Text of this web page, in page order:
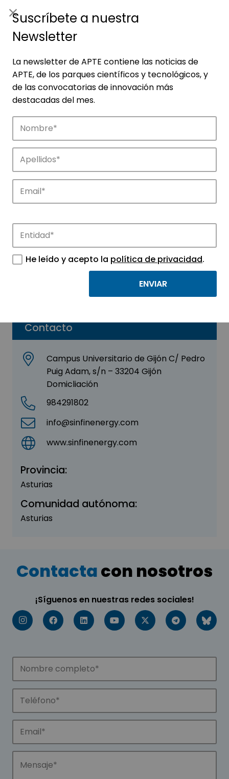
Empresas
Descubre las empresas que impulsan la
innovación en los parques de APTE.
Contacto
Campus Universitario de Gijón C/ Pedro
Puig Adam, s/n – 33204 Gijón
Domicliación
984291802
info@sinfinenergy.com
www.sinfinenergy.com
Provincia:
Asturias
Comunidad autónoma:
Asturias
SINFÍN TURBINES, S. L.
ENERGÍA - MEDIO AMBIENTE
Parque Científico Tecnológico de Gijón
Contactacon nosotros
¡Síguenos en nuestras redes sociales!
Suscríbete a nuestra
Newsletter
La newsletter de APTE contiene las noticias de
APTE, de los parques científicos y tecnológicos, y
de las convocatorias de innovación más
destacadas del mes.
He leído y acepto la política de privacidad.